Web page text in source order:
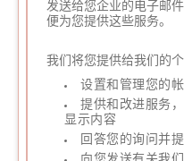
发送给您企业的电子邮
便为您提供这些服务。
我们将您提供给我们的
设置和管理您的
提供和改进服务
显示内容
回答您的询问并